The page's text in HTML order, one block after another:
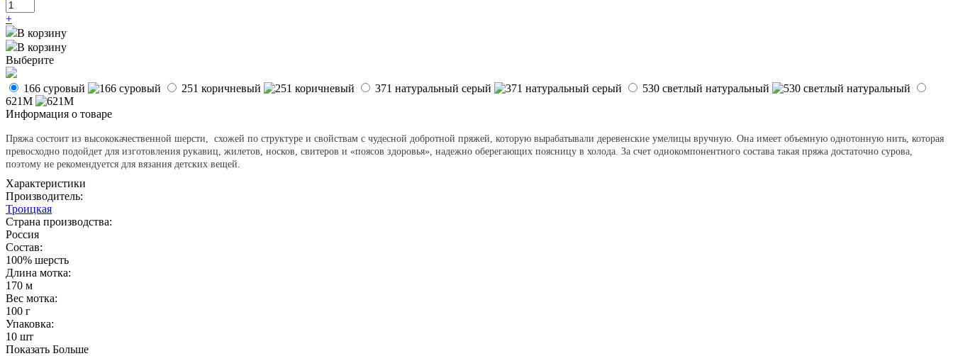
+
В корзину
В корзину
Выберите
166 суровый 251 коричневый 371 натуральный серый
530 светлый натуральный
621М
Информация о товаре
Пряжа состоит из высококачественной шерсти, схожей по структуре и свойствам с чудесной добротной пряжей, которую вырабатывали деревенские умелицы вручную. Она имеет объемную однотонную нить, которая
превосходно подойдет для изготовления рукавиц, жилетов, носков, свитеров и «поясов здоровья», надежно оберегающих поясницу в холода. За счет однокомпонентного состава такая пряжа достаточно сурова,
поэтому не рекомендуется для вязания детских вещей.
Характеристики
Производитель:
Троицкая
Страна производства:
Россия
Состав:
100% шерсть
Длина мотка:
170 м
Вес мотка:
100 г
Упаковка:
10 шт
Показать Больше